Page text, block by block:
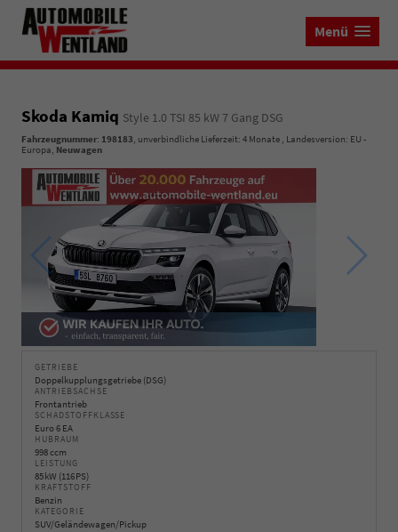
Menü
Skoda Kamiq Style 1.0 TSI 85 kW 7 Gang DSG
Fahrzeugnummer: 198183, unverbindliche Lieferzeit: 4 Monate , Landesversion: EU -
Europa, Neuwagen
GETRIEBE
Doppelkupplungsgetriebe (DSG)
ANTRIEBSACHSE
Frontantrieb
SCHADSTOFFKLASSE
Euro 6 EA
HUBRAUM
998 ccm
LEISTUNG
85 kW (116 PS)
KRAFTSTOFF
Benzin
KATEGORIE
SUV/Geländewagen/Pickup